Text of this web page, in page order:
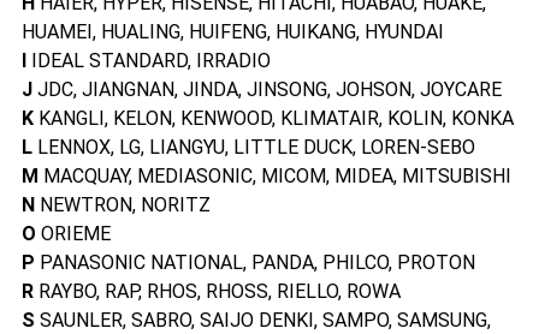
HUAMEI, HUALING, HUIFENG, HUIKANG, HYUNDAI
IDEAL STANDARD, IRRADIO
J JDC, JIANGNAN, JINDA, JINSONG, JOHSON, JOYCARE
K KANGLI, KELON, KENWOOD, KLIMATAIR, KOLIN, KONKA
L LENNOX, LG, LIANGYU, LITTLE DUCK, LOREN-SEBO
M MACQUAY, MEDIASONIC, MICOM, MIDEA, MITSUBISHI
N NEWTRON, NORITZ
O ORIEME
P PANASONIC NATIONAL, PANDA, PHILCO, PROTON
R RAYBO, RAP, RHOS, RHOSS, RIELLO, ROWA
S SAUNLER, SABRO, SAIJO DENKI, SAMPO, SAMSUNG,